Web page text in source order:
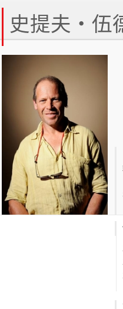
史提夫‧伍